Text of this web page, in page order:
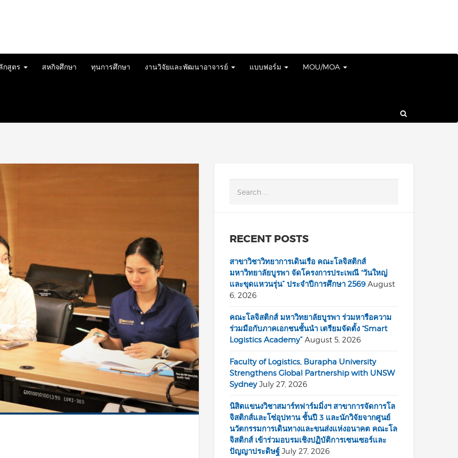
กสูตร สหกิจศึกษา ทุนการศึกษา งานวิจัยและพัฒนาอาจารย์ แบบฟอร์ม MOU/MOA
RECENT POSTS
สาขาวิชาวิทยาการเดินเรือ คณะโลจิสติกส์
มหาวิทยาลัยบูรพา จัดโครงการประเพณี “วันใหญ่
และขุดแหวนรุ่น” ประจำปีการศึกษา 2569 August
6, 2026
คณะโลจิสติกส์ มหาวิทยาลัยบูรพา ร่วมหารือความ
ร่วมมือกับภาคเอกชนชั้นนำ เตรียมจัดตั้ง “Smart
Logistics Academy” August 5, 2026
Faculty of Logistics, Burapha University
Strengthens Global Partnership with UNSW
Sydney July 27, 2026
นิสิตแขนงวิชาสมาร์ทฟาร์มมิ่งฯ สาขาการจัดการโล
จิสติกส์และโซ่อุปทาน ชั้นปี 3 และนักวิจัยจากศูนย์
นวัตกรรมการเดินทางและขนส่งแห่งอนาคต คณะโล
จิสติกส์ เข้าร่วมอบรมเชิงปฏิบัติการเซนเซอร์และ
ปัญญาประดิษฐ์ July 27, 2026